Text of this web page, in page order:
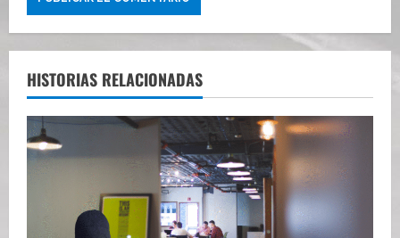
HISTORIAS RELACIONADAS